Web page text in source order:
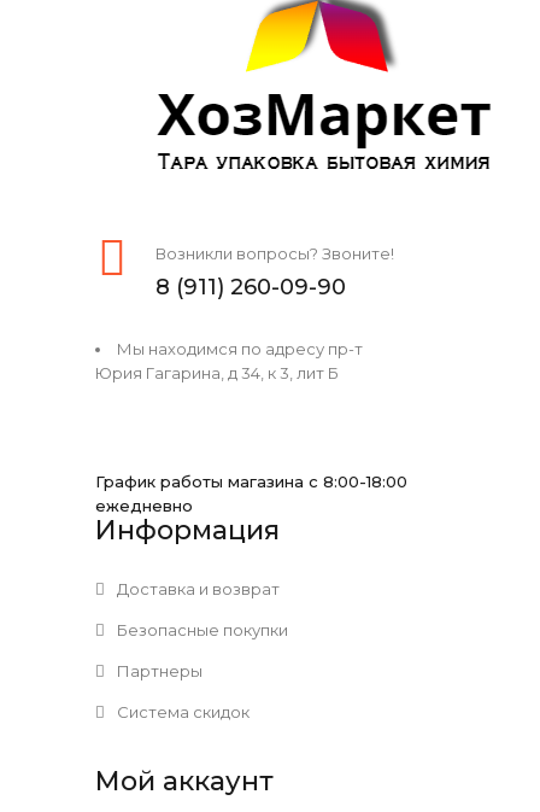
Возникли вопросы? Звоните!
8 (911) 260-09-90
Мы находимся по адресу пр-т
Юрия Гагарина, д 34, к 3, лит Б
График работы магазина с 8:00-18:00
ежедневно
Информация
Доставка и возврат
Безопасные покупки
Партнеры
Система скидок
Мой аккаунт